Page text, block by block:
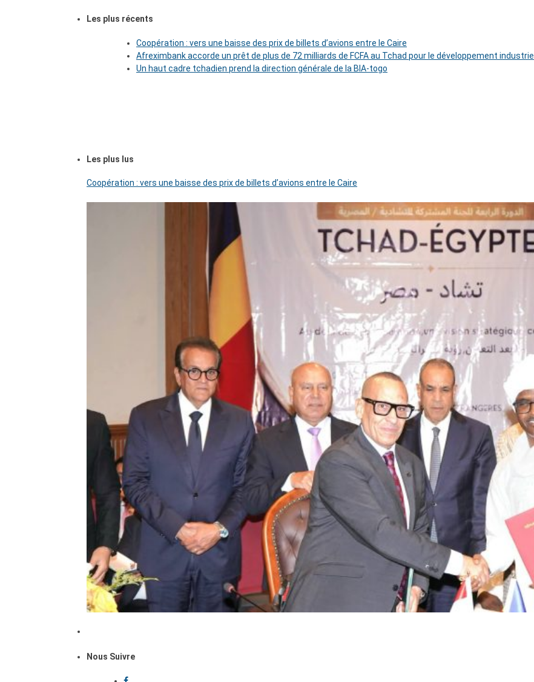
Les plus récents
Coopération : vers une baisse des prix de billets d’avions entre le Caire
Afreximbank accorde un prêt de plus de 72 milliards de FCFA au Tchad pour le développement industriel
Un haut cadre tchadien prend la direction générale de la BIA-togo
Les plus lus
Coopération : vers une baisse des prix de billets d’avions entre le Caire
Nous Suivre